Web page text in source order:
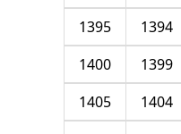
1394
1395
1399
1400
1404
1405